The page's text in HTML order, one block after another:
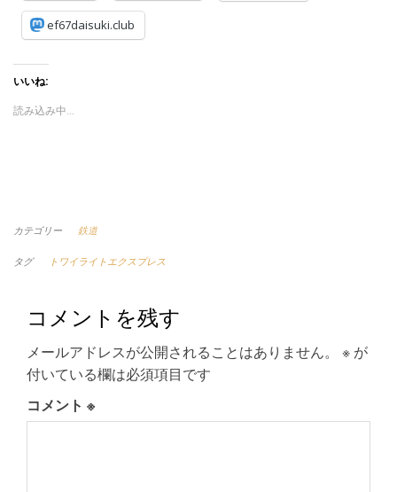
ef67daisuki.club
いいね:
読み込み中…
カテゴリー 鉄道
タグ トワイライトエクスプレス
コメントを残す
メールアドレスが公開されることはありません。 ※ が
付いている欄は必須項目です
コメント ※